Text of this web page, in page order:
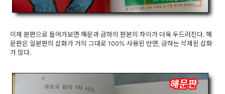
이제 본편으로 들어가보면 해문과 금하의 판본의 차이가 더욱 두드러진다. 해
문판은 일본판의 삽화가 거의 그대로 100% 사용된 반면, 금하는 삭제된 삽화
가 많다.